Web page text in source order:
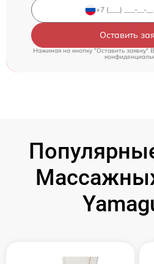
Оставить
Нажимая на кнопку "Оставить заявку"